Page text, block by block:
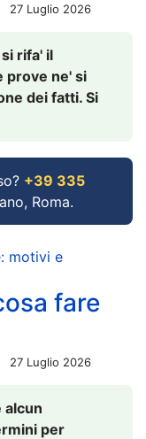
27 Luglio 2026
rifa' il
prove ne' si
dei fatti. Si
+39 335
Roma.
motivi e
fare
27 Luglio 2026
alcun
per